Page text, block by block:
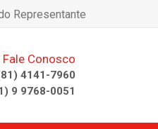
Representante
Fale Conosco
4141-7960
9 9768-0051